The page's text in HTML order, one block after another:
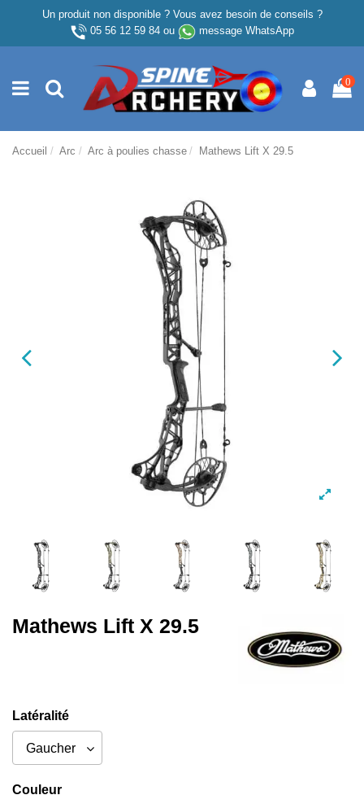
Un produit non disponible ? Vous avez besoin de conseils ?
05 56 12 59 84ou message WhatsApp
0
Accueil Arc Arc à poulies chasse Mathews Lift X 29.5
Mathews Lift X 29.5
Latéralité
Couleur